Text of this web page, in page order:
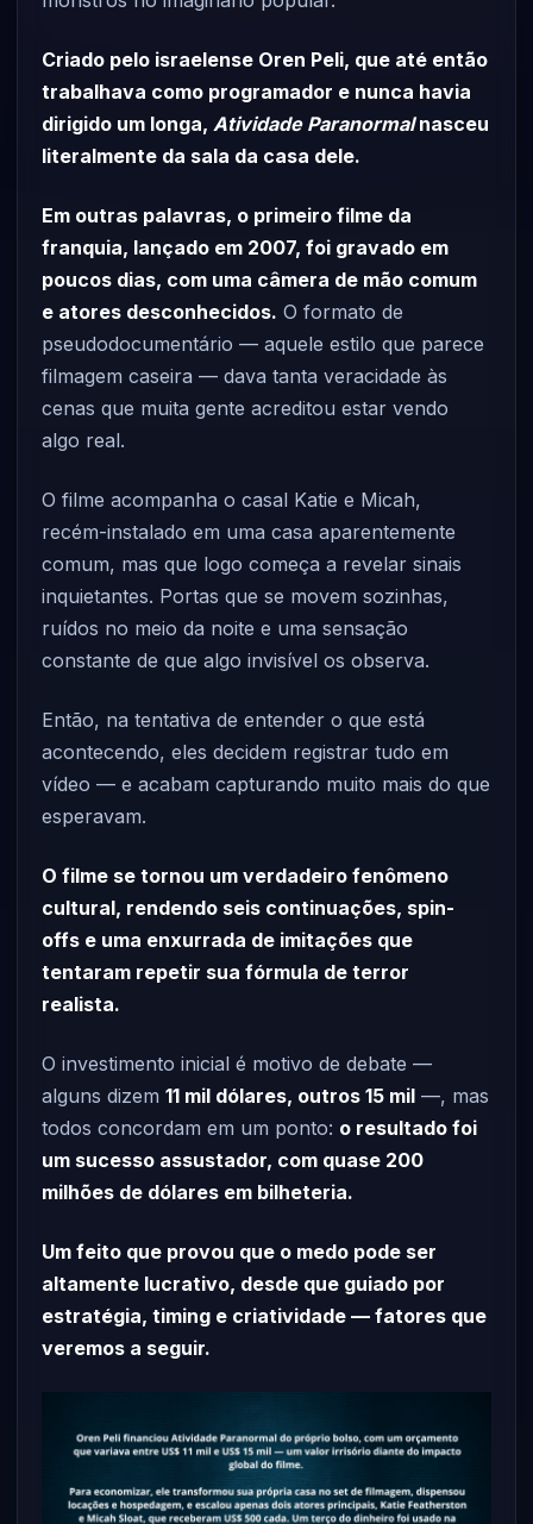
Criado pelo israelense Oren Peli, que até então
trabalhava como programador e nunca havia
dirigido um longa, Atividade Paranormalnasceu
literalmente da sala da casa dele.
Em outras palavras, o primeiro filme da
franquia, lançado em 2007, foi gravado em
poucos dias, com uma câmera de mão comum
e atores desconhecidos. O formato de
pseudodocumentário — aquele estilo que parece
filmagem caseira — dava tanta veracidade às
cenas que muita gente acreditou estar vendo
algo real.
O filme acompanha o casal Katie e Micah,
recém-instalado em uma casa aparentemente
comum, mas que logo começa a revelar sinais
inquietantes. Portas que se movem sozinhas,
ruídos no meio da noite e uma sensação
constante de que algo invisível os observa.
Então, na tentativa de entender o que está
acontecendo, eles decidem registrar tudo em
vídeo — e acabam capturando muito mais do que
esperavam.
O filme se tornou um verdadeiro fenômeno
cultural, rendendo seis continuações, spin-
offs e uma enxurrada de imitações que
tentaram repetir sua fórmula de terror
realista.
O investimento inicial é motivo de debate —
alguns dizem 11 mil dólares, outros 15 mil —, mas
todos concordam em um ponto: o resultado foi
um sucesso assustador, com quase 200
milhões de dólares em bilheteria.
Um feito que provou que o medo pode ser
altamente lucrativo, desde que guiado por
estratégia, timing e criatividade — fatores que
veremos a seguir.